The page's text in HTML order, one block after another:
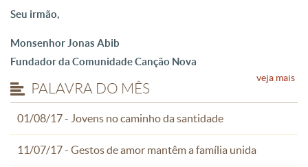
Seu irmão,
Monsenhor Jonas Abib
Fundador da Comunidade Canção Nova
PALAVRA DO MÊS
01/08/17 - Jovens no caminho da santidade
11/07/17 - Gestos de amor mantêm a família unida
veja mais